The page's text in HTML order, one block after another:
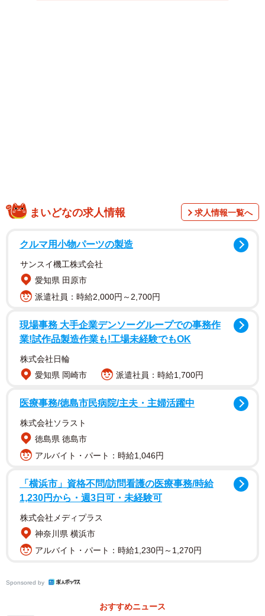
亡き愛猫スピカくん
「家族や愛息子というより、相棒や自分の半身のような存
在でした」
り暮らしだった水鳥さんは保護猫の譲渡条件を満たせなか
まいどなの求人情報 求人情報一覧へ
クルマ用小物パーツの製造
サンスイ機工株式会社
愛知県 田原市
派遣社員：時給2,000円～2,700円
現場事務 大手企業デンソーグループでの事務作
業!試作品製造作業も!工場未経験でもOK
株式会社日輪
愛知県 岡崎市
派遣社員：時給1,700円
医療事務/徳島市民病院/主夫・主婦活躍中
株式会社ソラスト
徳島県 徳島市
アルバイト・パート：時給1,046円
「横浜市」資格不問/訪問看護の医療事務/時給
1,230円から・週3日可・未経験可
株式会社メディプラス
神奈川県 横浜市
アルバイト・パート：時給1,230円～1,270円
Sponsored by
おすすめニュース